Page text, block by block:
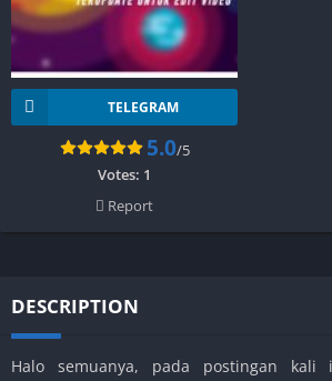
TELEGRAM
5.0/5
Votes: 1
Report
DESCRIPTION
Halo semuanya, pada postingan